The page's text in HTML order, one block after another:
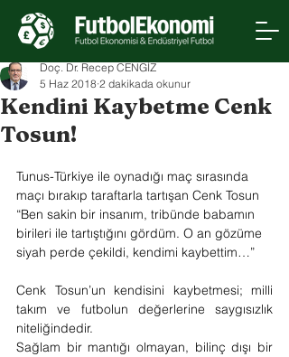
Kendini Kaybetme Cenk
Tosun!
Doç. Dr. Recep CENGİZ
5 Haz 2018 2 dakikada okunur
Tunus-Türkiye ile oynadığı maç sırasında
maçı bırakıp taraftarla tartışan Cenk Tosun
“Ben sakin bir insanım, tribünde babamın
birileri ile tartıştığını gördüm. O an gözüme
siyah perde çekildi, kendimi kaybettim…”
Cenk Tosun’un kendisini kaybetmesi; milli
takım ve futbolun değerlerine saygısızlık
niteliğindedir.
Sağlam bir mantığı olmayan, bilinç dışı bir